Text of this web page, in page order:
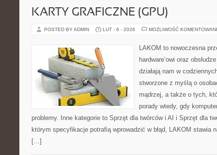
KARTY GRAFICZNE (GPU)
POSTED BY ADMIN LUT - 6 - 2026 MOŻLIWOŚĆ
LAKOM to nowoczesna
hardware’owi oraz
działają nam w
stworzone z myślą o
mądrzej, a także o tych,
porady wtedy, gdy
problemy. Inne kategorie to Sprzęt dla twórców i AI i Sprzęt dla
którym specyfikacje potrafią wprowadzić w błąd, LAKOM stawia
[…]